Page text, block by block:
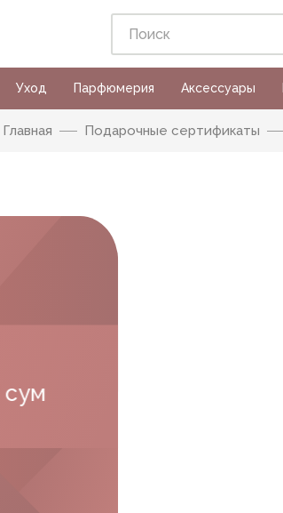
Уход Парфюмерия Аксессуары
Главная Подарочные сертификаты
сум